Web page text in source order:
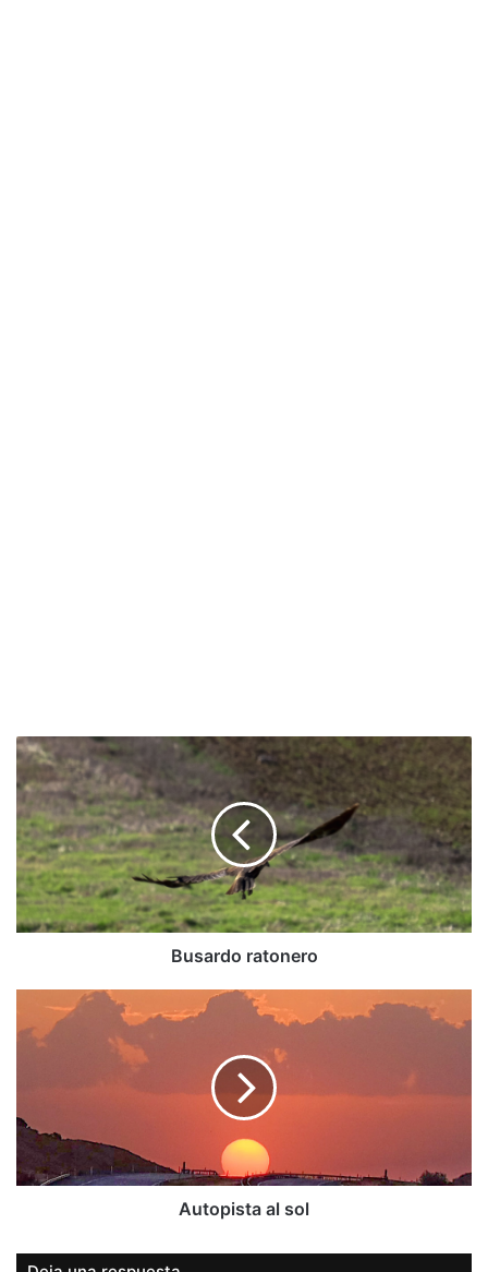
Busardo
ratonero
Busardo ratonero
Autopista
sol
Autopista al sol